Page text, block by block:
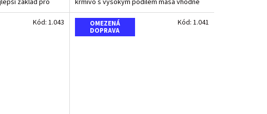
krmivo s vysokým podílem masa vhodné
pro dospělé psy ve...
Kód: 1.043 OMEZENÁ
DOPRAVA
Kód: 1.041